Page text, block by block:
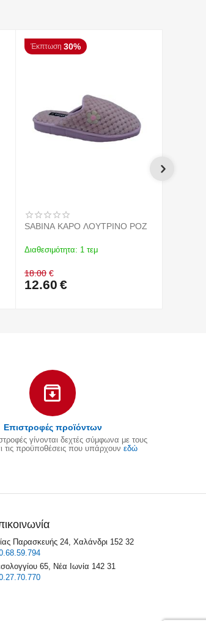
Έκπτωση 30%
SABINA ΚΑΡΟ ΛΟΥΤΡΙΝΟ ΡΟΖ
Διαθεσιμότητα: 1 τεμ
18.00 €
12.60 €
Επιστροφές προϊόντων
γίνονται δεχτές σύμφωνα με τους
τις προϋποθέσεις που υπάρχουν εδώ
Παρασκευής 24, Χαλάνδρι 152 32
65, Νέα Ιωνία 142 31